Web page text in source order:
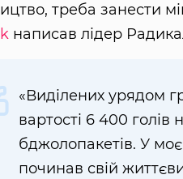
треба занести
написав лідер
«Виділених урядом
вартості 6 400 голів
бджолопакетів. У
починав свій